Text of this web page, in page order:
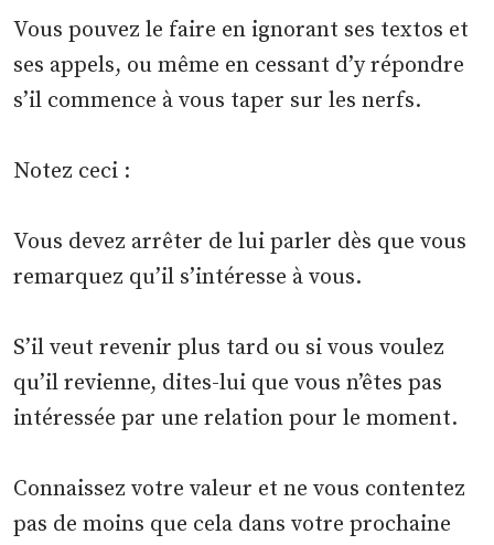
Vous pouvez le faire en ignorant ses textos et
ses appels, ou même en cessant d’y répondre
s’il commence à vous taper sur les nerfs.
Notez ceci :
Vous devez arrêter de lui parler dès que vous
remarquez qu’il s’intéresse à vous.
S’il veut revenir plus tard ou si vous voulez
qu’il revienne, dites-lui que vous n’êtes pas
intéressée par une relation pour le moment.
Connaissez votre valeur et ne vous contentez
pas de moins que cela dans votre prochaine